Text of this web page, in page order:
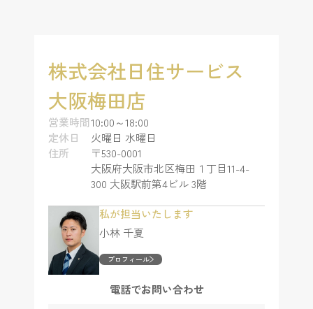
株式会社日住サービス
大阪梅田店
営業時間10:00～18:00
定休日
火曜日 水曜日
住所
〒530-0001
大阪府大阪市北区梅田１丁目11-4-
300 大阪駅前第4ビル 3階
私が担当いたします
小林 千夏
プロフィール
電話でお問い合わせ